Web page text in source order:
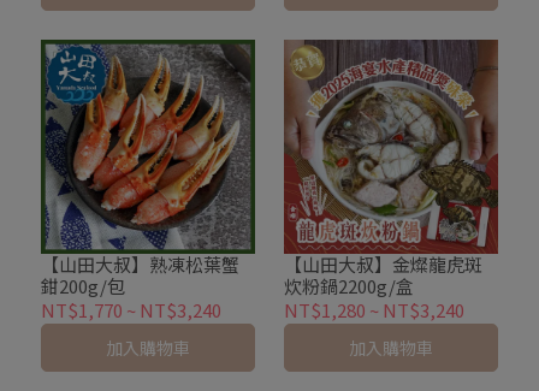
【山田大叔】熟凍松葉蟹
鉗200g/包
NT$1,770 ~ NT$3,240
加入購物車
【山田大叔】金燦龍虎斑
炊粉鍋2200g/盒
NT$1,280 ~ NT$3,240
加入購物車